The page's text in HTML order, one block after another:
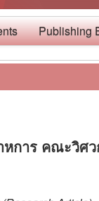
Publishing
การ คณะวิศ